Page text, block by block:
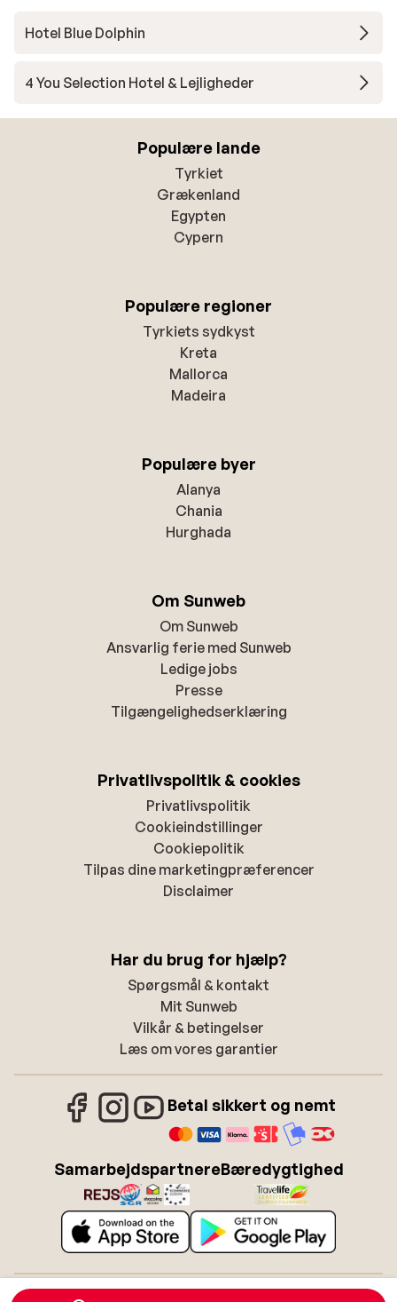
Hotel Blue Dolphin
4 You Selection Hotel & Lejligheder
Populære lande
Tyrkiet
Grækenland
Egypten
Cypern
Populære regioner
Tyrkiets sydkyst
Kreta
Mallorca
Madeira
Populære byer
Alanya
Chania
Hurghada
Om Sunweb
Om Sunweb
Ansvarlig ferie med Sunweb
Ledige jobs
Presse
Tilgængelighedserklæring
Privatlivspolitik & cookies
Privatlivspolitik
Cookieindstillinger
Cookiepolitik
Tilpas dine marketingpræferencer
Disclaimer
Har du brug for hjælp?
Spørgsmål & kontakt
Mit Sunweb
Vilkår & betingelser
Læs om vores garantier
Betal sikkert og nemt
SamarbejdspartnereBæredygtighed
Om Sunweb